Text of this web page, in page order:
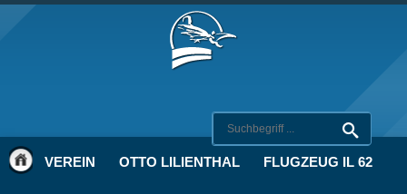
VEREIN OTTO LILIENTHAL FLUGZEUG IL 62